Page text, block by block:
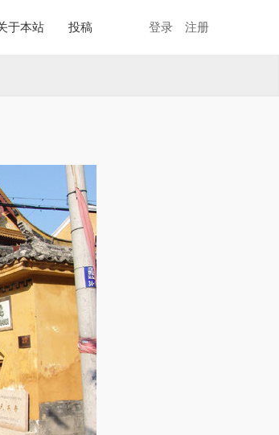
于本站 投稿 登录 注册